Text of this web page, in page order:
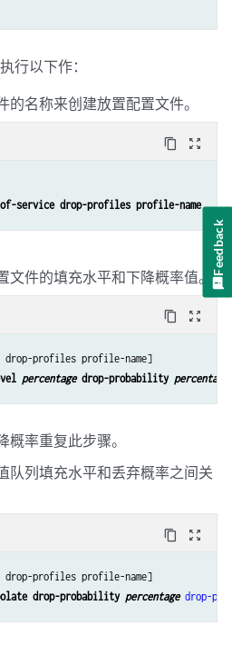
行以下作：
的名称来创建放置配置文件。
content_copy zoom_out_map
service drop-profiles profile-name
文件的填充水平和下降概率值。
content_copy zoom_out_map
profiles profile-name]
percentage drop-probability percentage
概率重复此步骤。
队列填充水平和丢弃概率之间关
content_copy zoom_out_map
profiles profile-name]
drop-probability percentage drop-
Feedback